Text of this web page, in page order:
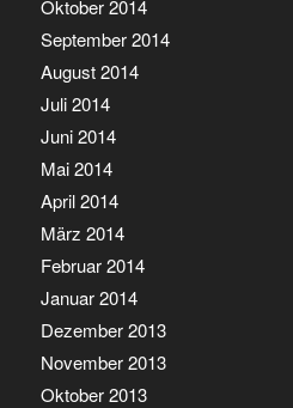
Oktober 2014
September 2014
August 2014
Juli 2014
Juni 2014
Mai 2014
April 2014
März 2014
Februar 2014
Januar 2014
Dezember 2013
November 2013
Oktober 2013